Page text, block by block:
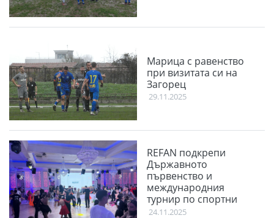
Марица с равенство
при визитата си на
Загорец
29.11.2025
REFAN подкрепи
Държавното
първенство и
международния
турнир по спортни
танци Plovdiv Open
24.11.2025